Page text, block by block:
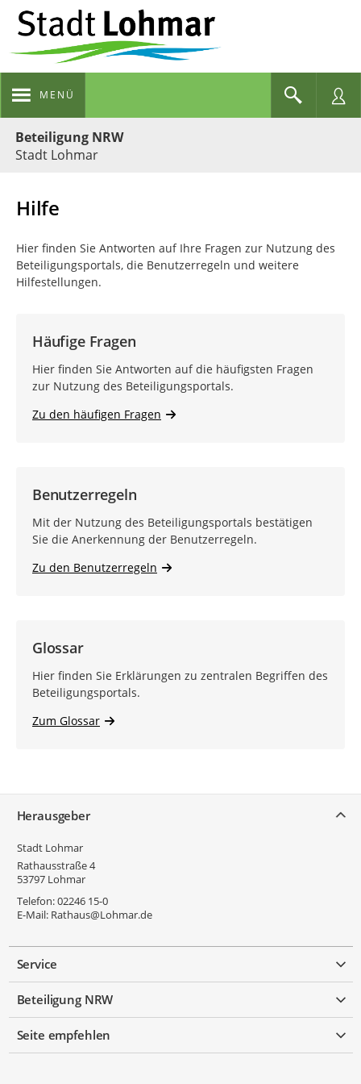
MENÜ
Beteiligung NRW
Stadt Lohmar
Hilfe
Hier finden Sie Antworten auf Ihre Fragen zur Nutzung des
Beteiligungsportals, die Benutzerregeln und weitere
Hilfestellungen.
Häufige Fragen
Hier finden Sie Antworten auf die häufigsten Fragen
zur Nutzung des Beteiligungsportals.
Zu den häufigen Fragen
Benutzerregeln
Mit der Nutzung des Beteiligungsportals bestätigen
Sie die Anerkennung der Benutzerregeln.
Zu den Benutzerregeln
Glossar
Hier finden Sie Erklärungen zu zentralen Begriffen des
Beteiligungsportals.
Zum Glossar
Herausgeber
Stadt Lohmar
Rathausstraße 4
53797 Lohmar
Telefon:02246 15-0
E-Mail: Rathaus@Lohmar.de
Service
Beteiligung NRW
Seite empfehlen